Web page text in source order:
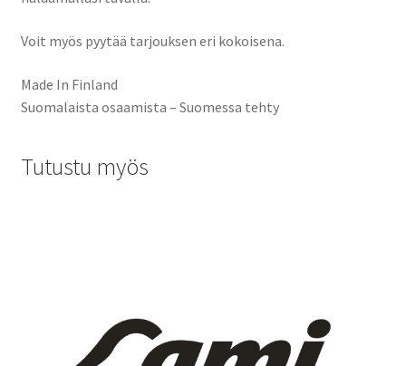
Voit myös pyytää tarjouksen eri kokoisena.
Made In Finland
Suomalaista osaamista – Suomessa tehty
Tutustu myös